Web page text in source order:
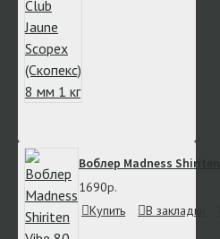
Воблер Madness Shiriten
1690р.
Купить
В закладки